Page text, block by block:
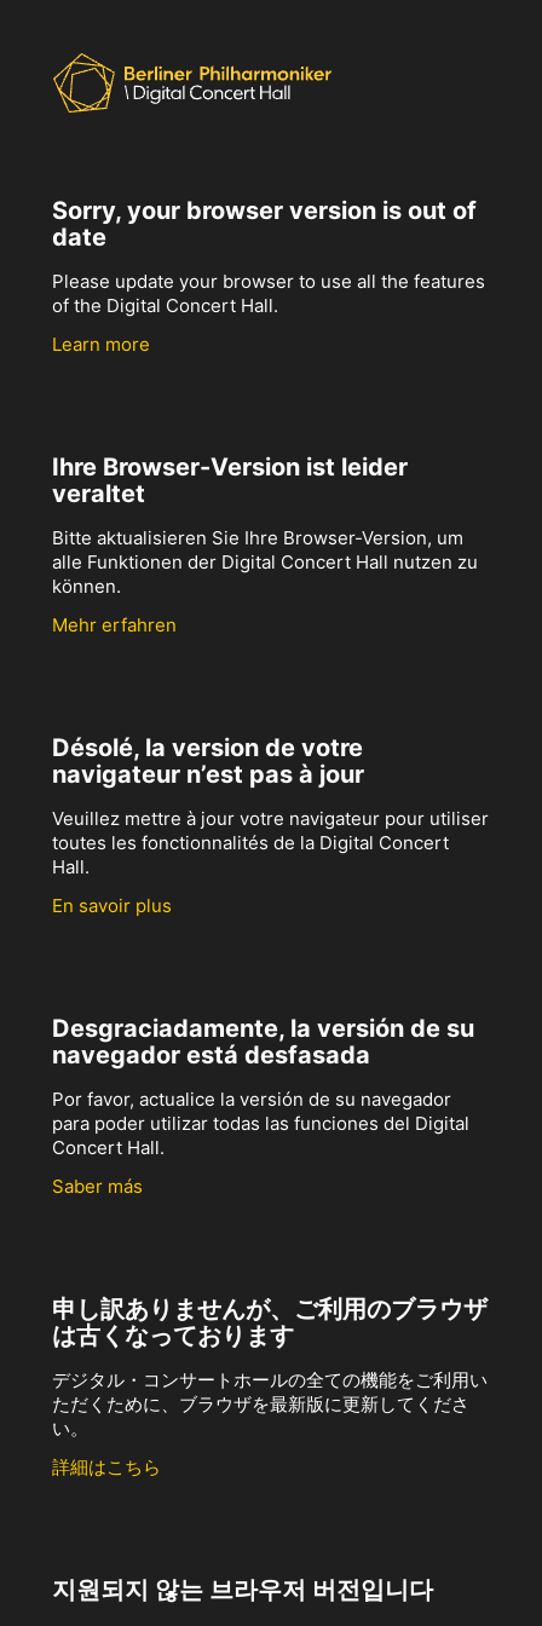
Sorry, your browser version is out of
date
Please update your browser to use all the features
of the Digital Concert Hall.
Learn more
Ihre Browser-Version ist leider
veraltet
Bitte aktualisieren Sie Ihre Browser-Version, um
alle Funktionen der Digital Concert Hall nutzen zu
können.
Mehr erfahren
Désolé, la version de votre
navigateur n’est pas à jour
Veuillez mettre à jour votre navigateur pour utiliser
toutes les fonctionnalités de la Digital Concert
Hall.
En savoir plus
Desgraciadamente, la versión de su
navegador está desfasada
Por favor, actualice la versión de su navegador
para poder utilizar todas las funciones del Digital
Concert Hall.
Saber más
申し訳ありませんが、ご利用のブラウザ
は古くなっております
デジタル・コンサートホールの全ての機能をご利用い
ただくために、ブラウザを最新版に更新してくださ
い。
詳細はこちら
지원되지 않는 브라우저 버전입니다